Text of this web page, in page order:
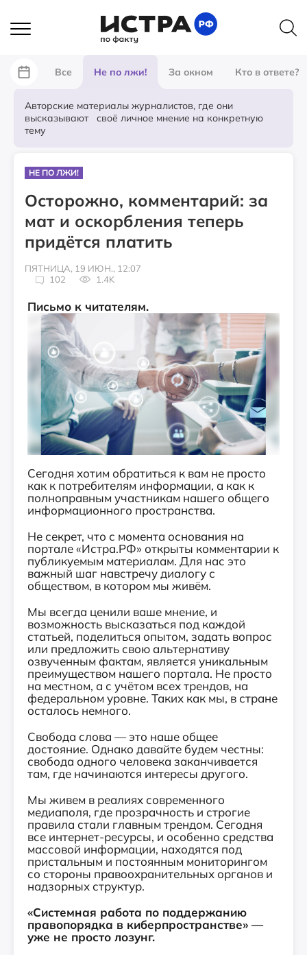
Все Не по лжи! За окном Кто в ответе?
Авторские материалы журналистов, где они
высказывают своё личное мнение на конкретную
тему
НЕ ПО ЛЖИ!
Осторожно, комментарий: за
мат и оскорбления теперь
придётся платить
ПЯТНИЦА, 19 ИЮН., 12:07
102
1.4K
Письмо к читателям.
Сегодня хотим обратиться к вам не просто
как к потребителям информации, а как к
полноправным участникам нашего общего
информационного пространства.
Не секрет, что с момента основания на
портале «Истра.РФ» открыты комментарии к
публикуемым материалам. Для нас это
важный шаг навстречу диалогу с
обществом, в котором мы живём.
Мы всегда ценили ваше мнение, и
возможность высказаться под каждой
статьей, поделиться опытом, задать вопрос
или предложить свою альтернативу
озвученным фактам, является уникальным
преимуществом нашего портала. Не просто
на местном, а с учётом всех трендов, на
федеральном уровне. Таких как мы, в стране
осталось немного.
Свобода слова — это наше общее
достояние. Однако давайте будем честны:
свобода одного человека заканчивается
там, где начинаются интересы другого.
Мы живем в реалиях современного
медиаполя, где прозрачность и строгие
правила стали главным трендом. Сегодня
все интернет-ресурсы, и особенно средства
массовой информации, находятся под
пристальным и постоянным мониторингом
со стороны правоохранительных органов и
надзорных структур.
«Системная работа по поддержанию
правопорядка в киберпространстве» —
уже не просто лозунг.